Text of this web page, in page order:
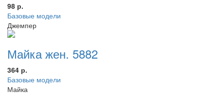
98 р.
Базовые модели
Джемпер
Майка жен. 5882
364 р.
Базовые модели
Майка